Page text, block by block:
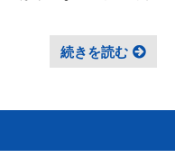
続きを読む